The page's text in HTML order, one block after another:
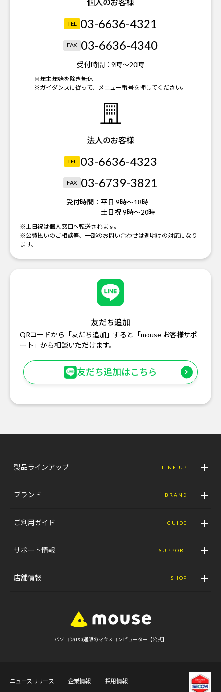
個人のお客様
TEL 03-6636-4321
FAX 03-6636-4340
受付時間： 9時～20時
※年末年始を除き無休
※ガイダンスに従って、メニュー番号を押してください。
法人のお客様
TEL 03-6636-4323
FAX 03-6739-3821
受付時間： 平日 9時～18時
土日祝 9時～20時
※土日祝は個人窓口へ転送されます。
※公費払いのご相談等、一部のお問い合わせは週明けの対応になり
ます。
友だち追加
QRコードから「友だち追加」すると「mouse お客様サポ
ート」から相談いただけます。
友だち追加はこちら
製品ラインアップ LINE UP
ブランド BRAND
ご利用ガイド GUIDE
サポート情報 SUPPORT
店舗情報 SHOP
パソコン(PC)通販のマウスコンピューター【公式】
ニュースリリース 企業情報
採用情報